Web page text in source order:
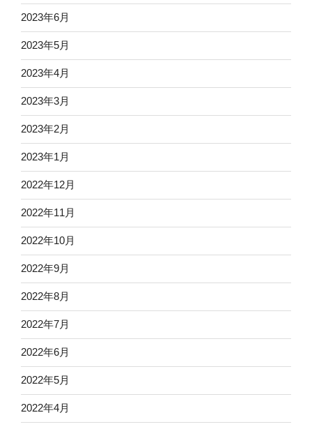
2023年6月
2023年5月
2023年4月
2023年3月
2023年2月
2023年1月
2022年12月
2022年11月
2022年10月
2022年9月
2022年8月
2022年7月
2022年6月
2022年5月
2022年4月